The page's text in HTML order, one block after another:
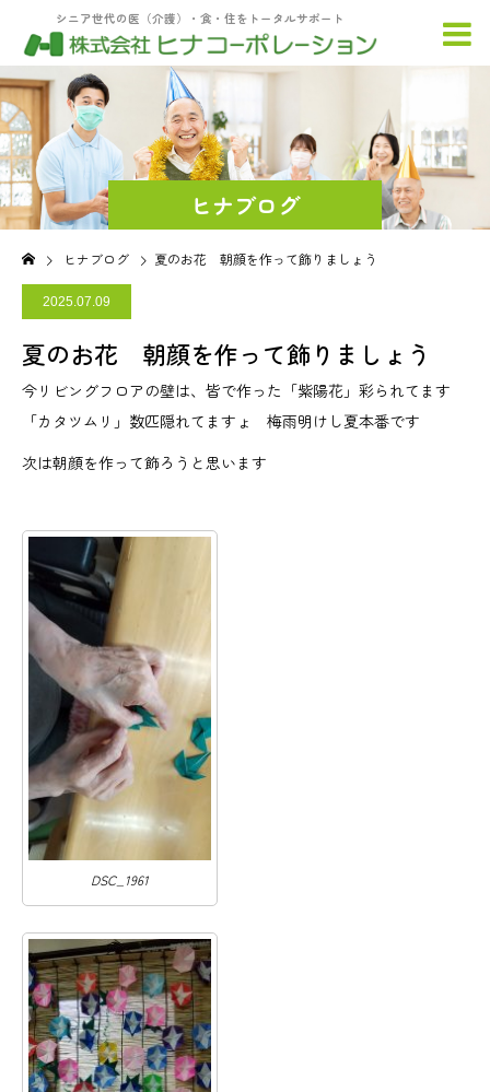
シニア世代の医（介護）・食・住をトータルサポート
ヒナブログ
ヒナブログ 夏のお花 朝顔を作って飾りましょう
2025.07.09
夏のお花 朝顔を作って飾りましょう
今リビングフロアの壁は、皆で作った「紫陽花」彩られてます
「カタツムリ」数匹隠れてますょ 梅雨明けし夏本番です
次は朝顔を作って飾ろうと思います
DSC_1961